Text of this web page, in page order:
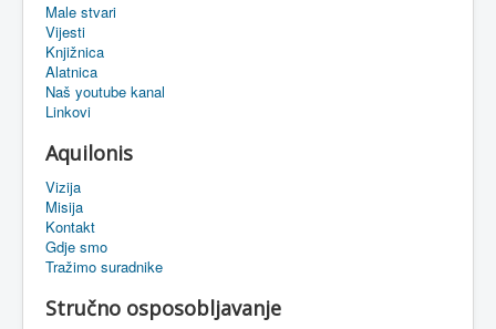
Sistemski alati
eMapa
Male stvari
Vijesti
Knjižnica
Alatnica
Naš youtube kanal
Linkovi
Aquilonis
Vizija
Misija
Kontakt
Gdje smo
Tražimo suradnike
Stručno osposobljavanje